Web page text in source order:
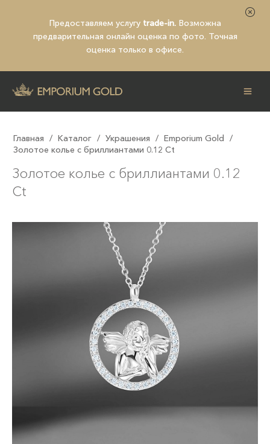
Предоставляем услугу trade-in. Возможна
предварительная онлайн оценка по фото. Точная
оценка только в офисе.
Главная / Каталог / Украшения / Emporium Gold /
Золотое колье с бриллиантами 0.12 Ct
Золотое колье с бриллиантами 0.12
Ct